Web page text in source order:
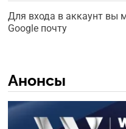
Для входа в аккаунт вы
Google почту
Анонсы